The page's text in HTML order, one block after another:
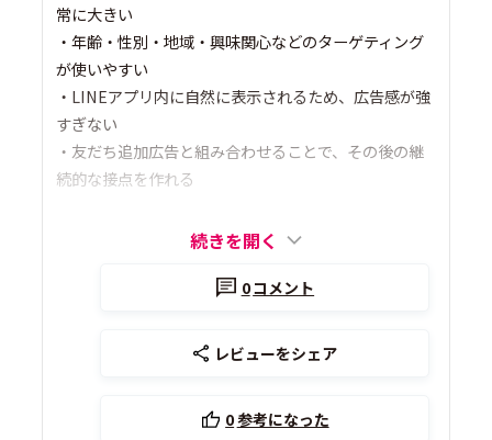
常に大きい
・年齢・性別・地域・興味関心などのターゲティング
が使いやすい
・LINEアプリ内に自然に表示されるため、広告感が強
すぎない
・友だち追加広告と組み合わせることで、その後の継
続的な接点を作れる
続きを開く
0コメント
レビューをシェア
0参考になった